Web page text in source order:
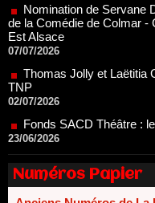
Thomas Jolly et Laëtitia
TNP
02/07/2026
Fonds SACD Théâtre :
23/06/2026
20/06/2026
18/06/2026
Les 10 lauréats du
SACD
Numéros Papier